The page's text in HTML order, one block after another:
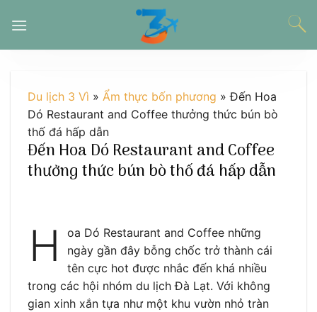
đến
Du lịch 3 Vì » Ẩm thực bốn phương »Đến Hoa
Dó Restaurant and Coffee thưởng thức bún bò
thố đá hấp dẫn
Đến Hoa Dó Restaurant and Coffee
thưởng thức bún bò thố đá hấp dẫn
H
oa Dó Restaurant and Coffee những
ngày gần đây bỗng chốc trở thành cái
tên cực hot được nhắc đến khá nhiều
trong các hội nhóm du lịch Đà Lạt. Với không
gian xinh xắn tựa như một khu vườn nhỏ tràn